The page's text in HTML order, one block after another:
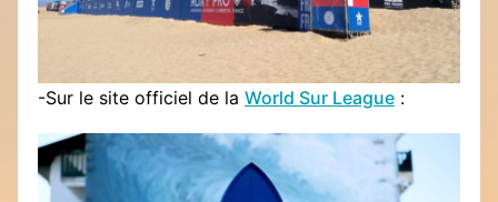
-Sur le site officiel de la World Sur League :